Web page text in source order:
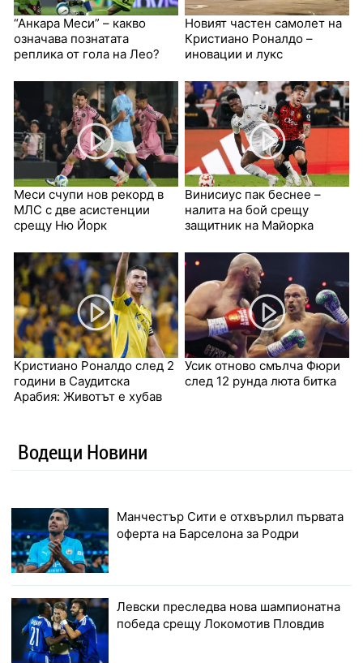
“Анкара Меси” – какво
означава познатата
реплика от гола на Лео?
Новият частен самолет на
Кристиано Роналдо –
иновации и лукс
Меси счупи нов рекорд в
МЛС с две асистенции
срещу Ню Йорк
Винисиус пак беснее –
налита на бой срещу
защитник на Майорка
Кристиано Роналдо след 2
години в Саудитска
Арабия: Животът е хубав
Усик отново смълча Фюри
след 12 рунда люта битка
Водещи Новини
Манчестър Сити е отхвърлил първата
оферта на Барселона за Родри
Левски преследва нова шампионатна
победа срещу Локомотив Пловдив